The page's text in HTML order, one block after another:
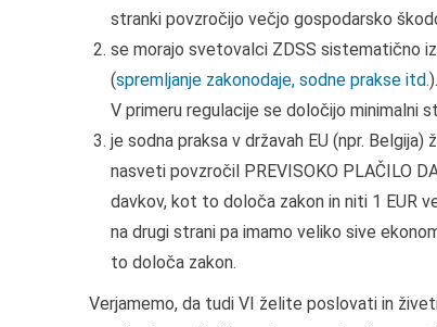
stranki povzročijo večjo gospodarsko
se morajo svetovalci ZDSS sistematično
(spremljanje zakonodaje, sodne prakse itd.
V primeru regulacije se določijo minimalni
je sodna praksa v državah EU (npr.
nasveti povzročil PREVISOKO PLAČILO
davkov, kot to določa zakon in niti 1 EUR
na drugi strani pa imamo veliko sive
to določa zakon.
Verjamemo, da tudi VI želite poslovati in